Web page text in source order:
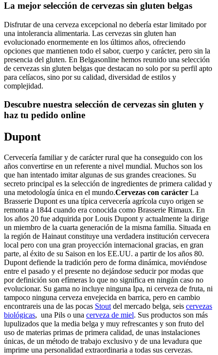
La mejor selección de cervezas sin gluten belgas
Disfrutar de una cerveza excepcional no debería estar limitado por
una intolerancia alimentaria. Las cervezas sin gluten han
evolucionado enormemente en los últimos años, ofreciendo
opciones que mantienen todo el sabor, cuerpo y carácter, pero sin la
presencia del gluten. En Belgasonline hemos reunido una selección
de cervezas sin gluten belgas que destacan no solo por su perfil apto
para celíacos, sino por su calidad, diversidad de estilos y
complejidad.
Descubre nuestra selección de cervezas sin gluten y
haz tu pedido online
Dupont
Cervecería familiar y de carácter rural que ha conseguido con los
años convertirse en un referente a nivel mundial. Muchos son los
que han intentado imitar algunas de sus grandes creaciones. Su
secreto principal es la selección de ingredientes de primera calidad y
una metodología única en el mundo.Cervezas con carácter La
Brasserie Dupont es una típica cervecería agrícola cuyo origen se
remonta a 1844 cuando era conocida como Brasserie Rimaux. En
los años 20 fue adquirida por Louis Dupont y actualmente la dirige
un miembro de la cuarta generación de la misma familia. Situada en
la región de Hainaut constituye una verdadera institución cervecera
local pero con una gran proyección internacional gracias, en gran
parte, al éxito de su Saison en los EE.UU. a partir de los años 80.
Dupont defiende la tradición pero de forma dinámica, moviéndose
entre el pasado y el presente no dejándose seducir por modas que
por definición son efímeras lo que no significa en ningún caso no
evolucionar. Su gama no incluye ninguna Ipa, ni cerveza de fruta, ni
tampoco ninguna cerveza envejecida en barrica, pero en cambio
encontrareis una de las pocas Stout del mercado belga, seis cervezas
biológicas, una Pils o una cerveza de miel. Sus productos son más
lupulizados que la media belga y muy refrescantes y son fruto del
uso de materias primas de primera calidad, de unas instalaciones
únicas, de un método de trabajo exclusivo y de una levadura que
imprime una personalidad extraordinaria a todas sus cervezas.